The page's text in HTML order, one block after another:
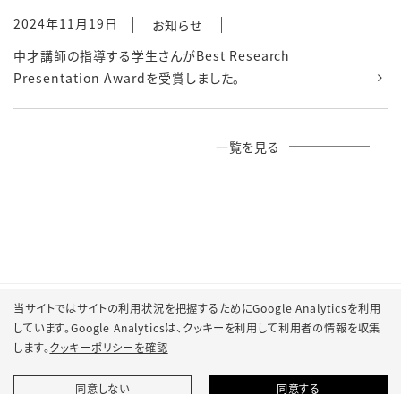
2024年11月19日
お知らせ
中才講師の指導する学生さんがBest Research
Presentation Awardを受賞しました。
一覧を見る
当サイトではサイトの利用状況を把握するためにGoogle Analyticsを利用
しています。Google Analyticsは、 クッキーを利用して利用者の情報を収集
します。クッキーポリシーを確認
同意しない 同意する